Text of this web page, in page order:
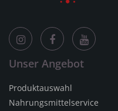
Unser Angebot
Produktauswahl
Nahrungsmittelservice